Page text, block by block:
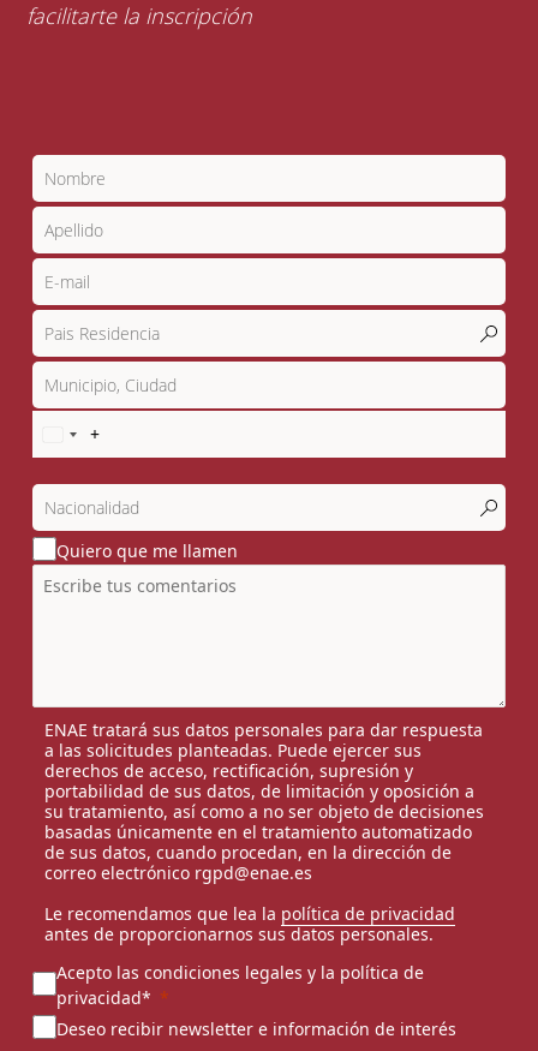
facilitarte la inscripción
Quiero que me llamen
ENAE tratará sus datos personales para dar respuesta
a las solicitudes planteadas. Puede ejercer sus
derechos de acceso, rectificación, supresión y
portabilidad de sus datos, de limitación y oposición a
su tratamiento, así como a no ser objeto de decisiones
basadas únicamente en el tratamiento automatizado
de sus datos, cuando procedan, en la dirección de
correo electrónico rgpd@enae.es
Le recomendamos que lea la política de privacidad
antes de proporcionarnos sus datos personales.
Acepto las condiciones legales y la política de
privacidad*
Deseo recibir newsletter e información de interés